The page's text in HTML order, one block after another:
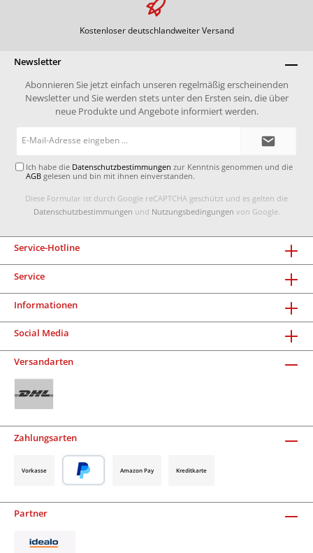
Kostenloser deutschlandweiter Versand
Newsletter
Abonnieren Sie jetzt einfach unseren regelmäßig erscheinenden
Newsletter und Sie werden stets unter den Ersten sein, die über
neue Produkte und Angebote informiert werden.
Ich habe die Datenschutzbestimmungen zur Kenntnis genommen und die
AGB gelesen und bin mit ihnen einverstanden.
Diese Formular ist durch Google reCAPTCHA geschützt und es gelten die
Datenschutzbestimmungen und Nutzungsbedingungen von Google.
Service-Hotline
Service
Informationen
Social Media
Versandarten
Zahlungsarten
Vorkasse Amazon Pay Kreditkarte
Partner